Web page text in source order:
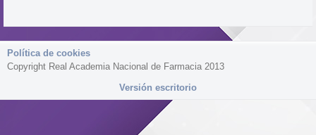
Política de cookies
Copyright Real Academia Nacional de Farmacia 2013
Versión escritorio